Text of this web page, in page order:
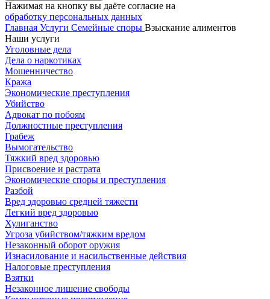
Нажимая на кнопку вы даёте согласие на
обработку персональных данных
Главная Услуги Семейные споры Взыскание алиментов
Наши услуги
Уголовные дела
Дела о наркотиках
Мошенничество
Кража
Экономические преступления
Убийство
Адвокат по побоям
Должностные преступления
Грабеж
Вымогательство
Тяжкий вред здоровью
Присвоение и растрата
Экономические споры и преступления
Разбой
Вред здоровью средней тяжести
Легкий вред здоровью
Хулиганство
Угроза убийством/тяжким вредом
Незаконный оборот оружия
Изнасилование и насильственные действия
Налоговые преступления
Взятки
Незаконное лишение свободы